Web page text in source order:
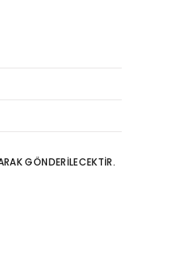
GÖNDERİLECEKTİR.